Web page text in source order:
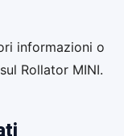
informazioni o
Rollator MINI.